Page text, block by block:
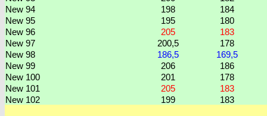
New 94
198
184
New 95
195
180
New 96
205
183
New 97
200,5
178
New 98
186,5
169,5
New 99
206
186
New 100
201
178
New 101
205
183
New 102
199 183